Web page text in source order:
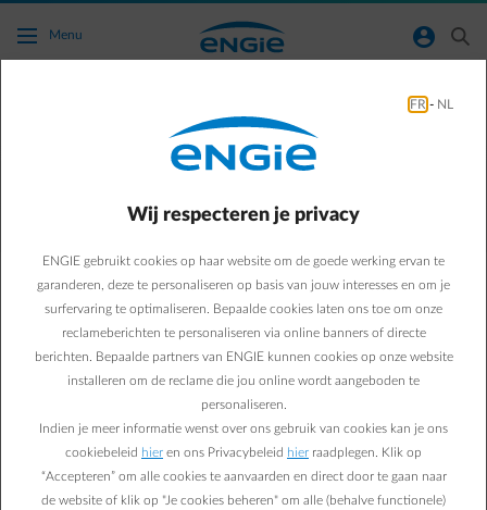
Ga naar de hoofdinhoud
Menu normal-account-circle search
Waarom moet ik regelmatig mijn voorschot
arrow-left Terug naar contactpagina
De prijzen voor gas en elektriciteit schommelen constant. Ook je
verbruik kan evolueren.
Het is daarom belangrijk om jevoorschot regelmatig op te volgen
om geen grote bijbetaling te hebben op je jaarfactuur of om te
vermijden gedurende het jaar nodeloos te veel te betalen.
Veelgestelde vragen
Wil je toch je voorschot nakijken en wil je advies?
FR - NL
Wij respecteren je privacy
ENGIE gebruikt cookies op haar website om de goede werking ervan te
garanderen, deze te personaliseren op basis van jouw interesses en om je
surfervaring te optimaliseren. Bepaalde cookies laten ons toe om onze
reclameberichten te personaliseren via online banners of directe
berichten. Bepaalde partners van ENGIE kunnen cookies op onze website
installeren om de reclame die jou online wordt aangeboden te
personaliseren.
Indien je meer informatie wenst over ons gebruik van cookies kan je ons
cookiebeleid hier en ons Privacybeleid hier raadplegen. Klik op
“Accepteren” om alle cookies te aanvaarden en direct door te gaan naar
de website of klik op "Je cookies beheren" om alle (behalve functionele)